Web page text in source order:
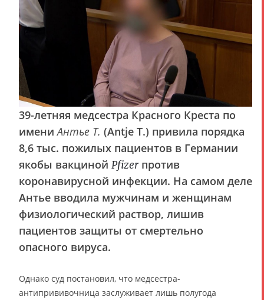
39-летняя медсестра Красного Креста по
имениАнтье Т. (Antje T.) привила порядка
8,6 тыс. пожилых пациентов в Германии
якобы вакциной Pfizer против
коронавирусной инфекции. На самом деле
Антье вводила мужчинам и женщинам
физиологический раствор, лишив
пациентов защиты от смертельно
опасного вируса.
Однако суд постановил, что медсестра-
антипрививочница заслуживает лишь полугода